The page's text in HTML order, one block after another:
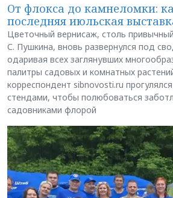
От флокса до камнеломки:
последняя июльская
Цветочный вернисаж, столь
С. Пушкина, вновь развернулся под
одаривая всех заглянувших
палитры садовых и комнатных
корреспондент sibnovosti.ru
стендами, чтобы полюбоваться
садовниками флорой